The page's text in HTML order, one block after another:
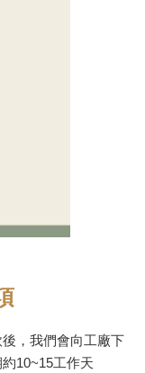
，我們會向工廠下
10~15工作天